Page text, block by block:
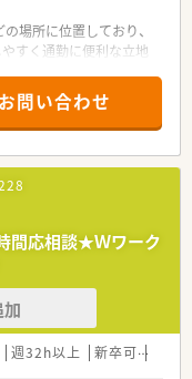
場所に位置しており、
すく通勤に便利な立地
皮膚科、整形外科、ペ
処方箋を応需していま
程度となっており、広範
を積める環境です。
るスタッフの代替、お
師を急募しておりま
の正社員やパートタイマ
性のある方を求めてい
や門前ドクターに対し
お問い合わせ
間応相談★Ｗワーク
週32h以上 新卒可